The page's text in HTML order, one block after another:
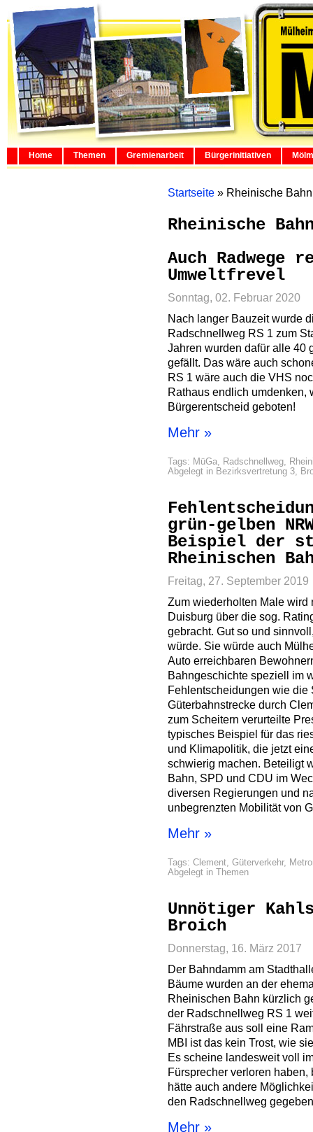
Home Themen Gremienarbeit Bürgerinitiativen
Startseite » Rheinische Bahn
Rheinische
Auch Radwege
Umweltfrevel
Sonntag, 02. Februar 2020
Nach langer Bauzeit wurde
Radschnellweg RS 1 zum
Jahren wurden dafür alle 40
gefällt. Das wäre auch
RS 1 wäre auch die VHS
Rathaus endlich umdenken,
Bürgerentscheid geboten!
Mehr »
Tags: MüGa, Radschnellweg,
Abgelegt in Bezirksvertretung 3,
grün-gelben
Beispiel der
Rheinischen
Freitag, 27. September 2019
Zum wiederholten Male
Duisburg über die sog.
gebracht. Gut so und
würde. Sie würde auch
Auto erreichbaren
Bahngeschichte speziell im
Fehlentscheidungen wie
Güterbahnstrecke durch
zum Scheitern verurteilte
typisches Beispiel für das
und Klimapolitik, die jetzt
schwierig machen. Beteiligt
Bahn, SPD und CDU im
diversen Regierungen und
unbegrenzten Mobilität von
Mehr »
Tags: Clement, Güterverkehr,
Abgelegt in Themen
Unnötiger
Broich
Donnerstag, 16. März 2017
Der Bahndamm am
Bäume wurden an der
Rheinischen Bahn kürzlich
der Radschnellweg RS 1
Fährstraße aus soll eine
MBI ist das kein Trost, wie
Es scheine landesweit voll
Fürsprecher verloren
hätte auch andere
den Radschnellweg
Mehr »